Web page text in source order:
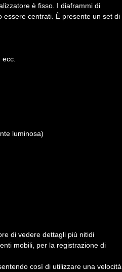
è fisso. I diaframmi di
essere centrati. È presente un set di
ecc.
luminosa)
di vedere dettagli più nitidi
mobili, per la registrazione di
così di utilizzare una velocità